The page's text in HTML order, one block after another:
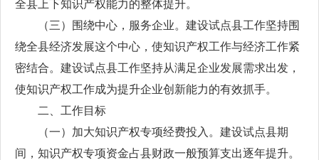
全县上下知识产权能力的整体提升。
（三）围绕中心，服务企业。建设试点县工作坚持围
绕全县经济发展这个中心，使知识产权工作与经济工作紧
密结合。建设试点县工作坚持从满足企业发展需求出发，
使知识产权工作成为提升企业创新能力的有效抓手。
二、工作目标
（一）加大知识产权专项经费投入。建设试点县期
间，知识产权专项资金占县财政一般预算支出逐年提升。